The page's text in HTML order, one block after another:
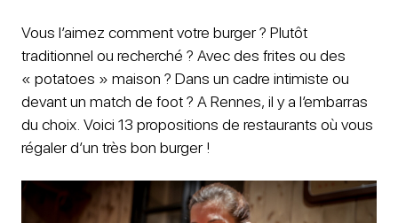
Vous l’aimez comment votre burger ? Plutôt
traditionnel ou recherché ? Avec des frites ou des
« potatoes » maison ? Dans un cadre intimiste ou
devant un match de foot ? A Rennes, il y a l’embarras
du choix. Voici 13 propositions de restaurants où vous
régaler d’un très bon burger !